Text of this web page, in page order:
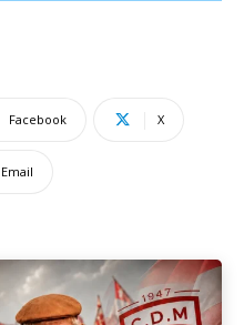
Facebook X
Email